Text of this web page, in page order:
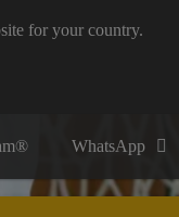
for your country.
WhatsApp